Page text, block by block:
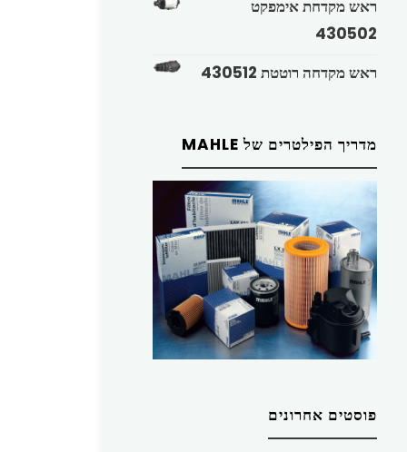
ראש מקדחת אימפקט
430502
ראש מקדחה רוטטת 430512
מדריך הפילטרים של MAHLE
פוסטים אחרונים